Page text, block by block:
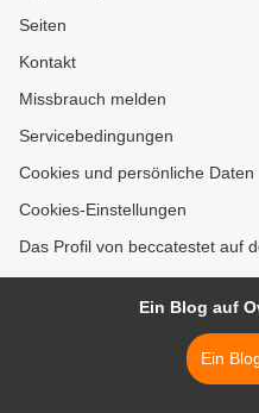
Seiten
Kontakt
Missbrauch melden
Servicebedingungen
Cookies und persönliche Daten
Cookies-Einstellungen
Das Profil von beccatestet auf
Ein Blog auf
Ein